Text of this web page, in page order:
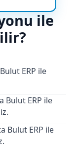
ile
ERP ile
Bulut ERP ile
Bulut ERP ile